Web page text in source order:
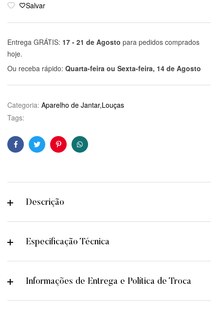
Salvar
Entrega GRÁTIS: 17 - 21 de Agosto para pedidos comprados
hoje.
Ou receba rápido: Quarta-feira ou Sexta-feira, 14 de Agosto
Categoria: Aparelho de Jantar,Louças
Tags:
FacebookTwitterPinterestWhatsApp
Descrição
Especificação Técnica
Informações de Entrega e Política de Troca